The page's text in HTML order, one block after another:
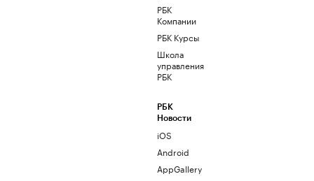
РБК
Компании
РБК Курсы
Школа
управления
РБК
РБК
Новости
iOS
Android
AppGallery